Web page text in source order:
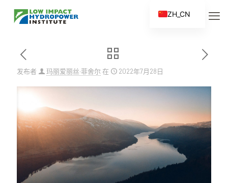
发布者 玛丽爱丽丝·菲舍尔 在 2022年7月28日
ZH_CN